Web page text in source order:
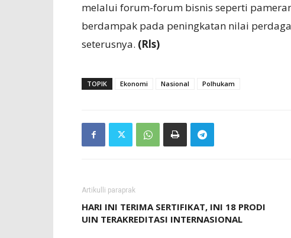
melalui forum-forum bisnis seperti
berdampak pada peningkatan nilai
seterusnya. (Rls)
TOPIK Ekonomi Nasional Polhukam
Artikulli paraprak
HARI INI TERIMA SERTIFIKAT, INI 18 PRODI
UIN TERAKREDITASI INTERNASIONAL